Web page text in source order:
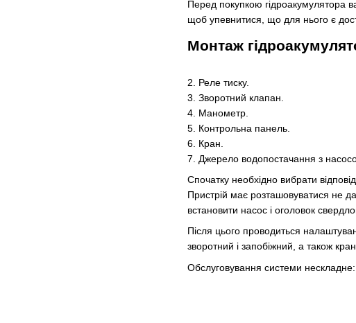
Перед покупкою гідроакумулятора
щоб упевнитися, що для нього є
Монтаж
2. Реле тиску.
3. Зворотний клапан.
4. Манометр.
5. Контрольна панель.
6. Кран.
7. Джерело водопостачання з
Спочатку необхідно вибрати
Пристрій має розташовуватися не
встановити насос і оголовок
Після цього проводиться
зворотний і запобіжний, а також
Обслуговування системи нескладне: